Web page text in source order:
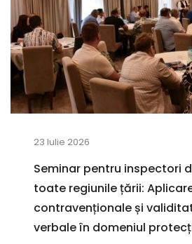
16 Iulie 2026
Proiectele Planului Național
poluanții climatici cu
viață și Foii de parcurs
emisiilor de metan,